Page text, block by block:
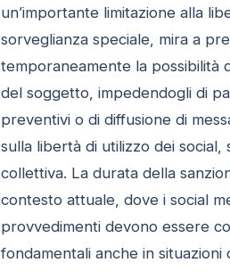
un’importante limitazione alla
sorveglianza speciale, mira a
temporaneamente la possibilità
del soggetto, impedendogli di
preventivi o di diffusione di
sulla libertà di utilizzo dei
collettiva. La durata della
contesto attuale, dove i social
provvedimenti devono essere
fondamentali anche in situazioni